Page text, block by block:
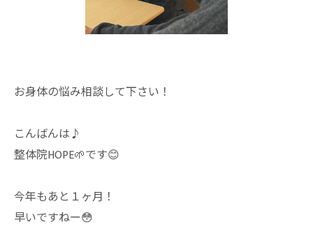
お身体の悩み相談して下さい！
こんばんは♪
整体院HOPE🌱です😊
今年もあと１ヶ月！
早いですねー😳